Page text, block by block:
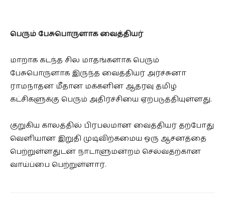
பெரும் பேசுபொருளாக வைத்தியர்
மாறாக கடந்த சில மாதங்களாக பெரும்
பேசுபொருளாக இருந்த வைத்தியர் அர்ச்சுனா
ராமநாதன் மீதான மக்களின் ஆதரவு தமிழ்
கட்சிகளுக்கு பெரும் அதிர்ச்சியை ஏற்படுத்தியுள்ளது.
குறுகிய காலத்தில் பிரபலமான வைத்தியர் தற்போது
வெளியான இறுதி முடிவிற்கமைய ஒரு ஆசனத்தை
பெற்றுள்ளதுடன் நாடாளுமன்றம் செல்வதற்கான
வாய்ப்பை பெற்றுள்ளார்.